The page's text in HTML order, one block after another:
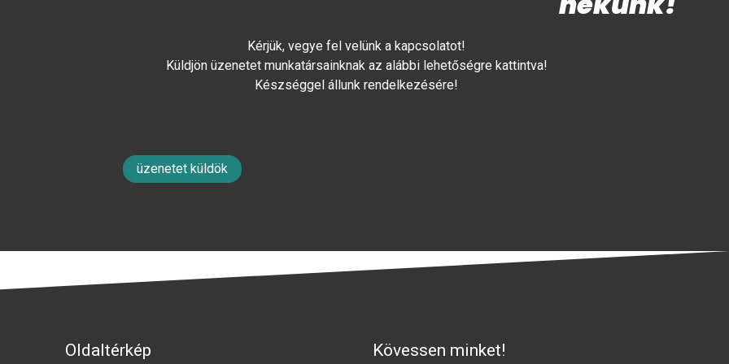
Kérjük, vegye fel velünk a kapcsolatot!
Küldjön üzenetet munkatársainknak az alábbi lehetőségre kattintva!
Készséggel állunk rendelkezésére!
üzenetet küldök
Oldaltérkép Kövessen minket!